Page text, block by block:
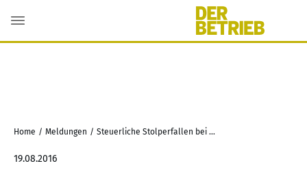
Home / Meldungen / Steuerliche Stolperfallen bei Bankkontoauszügen
19.08.2016